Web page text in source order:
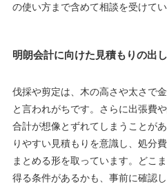
の使い方まで含めて相談を受けてい
明朗会計に向けた見積もりの出
伐採や剪定は、木の高さや太さで
と言われがちです。さらに出張費
合計が想像とずれてしまうことが
りやすい見積もりを意識し、処分
まとめる形を取っています。どこ
得る条件があるかも、事前に確認し